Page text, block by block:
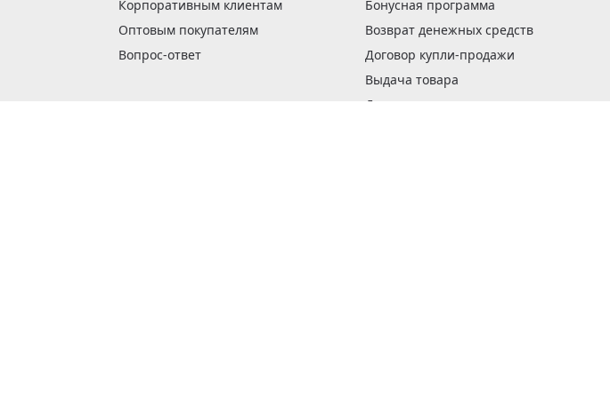
Корпоративным клиентам
Оптовым покупателям
Вопрос-ответ
Бонусная программа
Возврат денежных средств
Договор купли-продажи
Выдача товара
Доставка заказов